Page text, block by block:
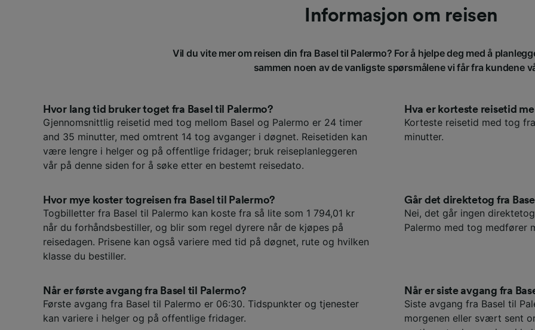
Informasjon om reisen
Vil du vite mer om reisen din fra Basel til Palermo? For å hjelpe deg med å
sammen noen av de vanligste spørsmålene vi får fra kundene
Hvor lang tid bruker toget fra Basel til Palermo?
Gjennomsnittlig reisetid med tog mellom Basel og Palermo er 24 timer
and 35 minutter, med omtrent 14 tog avganger i døgnet. Reisetiden kan
være lengre i helger og på offentlige fridager; bruk reiseplanleggeren
vår på denne siden for å søke etter en bestemt reisedato.
Hva er korteste reisetid
Korteste reisetid med tog
minutter.
Hvor mye koster togreisen fra Basel til Palermo?
Togbilletter fra Basel til Palermo kan koste fra så lite som 1 794,01 kr
når du forhåndsbestiller, og blir som regel dyrere når de kjøpes på
reisedagen. Prisene kan også variere med tid på døgnet, rute og hvilken
klasse du bestiller.
Går det direktetog fra
Nei, det går ingen
Palermo med tog medfører
Når er første avgang fra Basel til Palermo?
Første avgang fra Basel til Palermo er 06:30. Tidspunkter og tjenester
kan variere i helger og på offentlige fridager.
Når er siste avgang fra
Siste avgang fra Basel til
morgenen eller svært sent